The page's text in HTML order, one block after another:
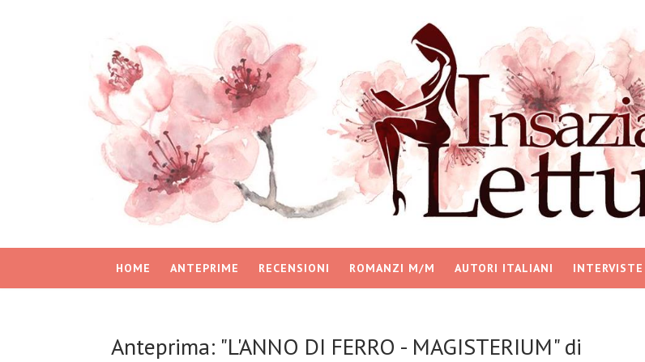
HOME ANTEPRIME RECENSIONI ROMANZI M/M AUTORI ITALIANI INTERVISTE
Anteprima: "L'ANNO DI FERRO - MAGISTERIUM" di